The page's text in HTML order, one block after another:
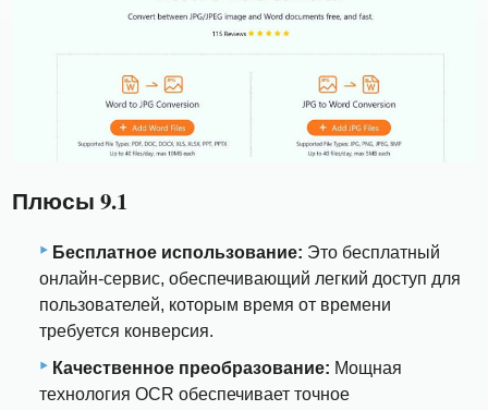
Плюсы 9.1
Бесплатное использование: Это бесплатный
онлайн-сервис, обеспечивающий легкий доступ для
пользователей, которым время от времени
требуется конверсия.
Качественное преобразование: Мощная
технология OCR обеспечивает точное